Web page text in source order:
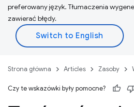
preferowany język. Tłumaczenia
zawierać błędy.
Strona główna Articles Zasoby
Czy te wskazówki były pomocne?